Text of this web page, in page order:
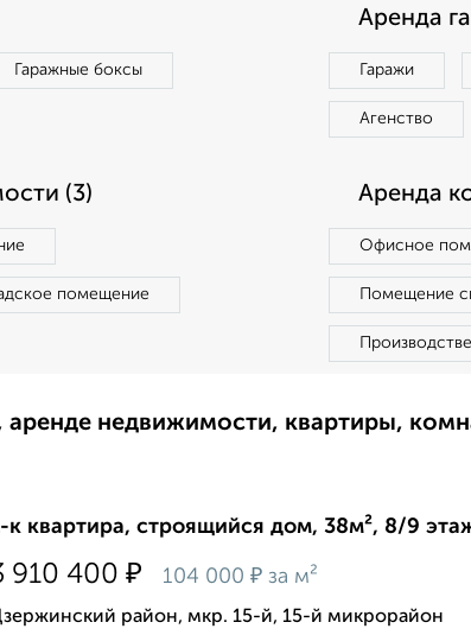
Гаражные боксы
Аренда
Гаражи
Агенство
(3)
помещение
Аренда
Офисное
Помещение
недвижимости, квартиры,
к квартира, строящийся дом, 38м², 8/9
910 400 ₽ 104 000 ₽ за м²
район, мкр. 15-й, 15-й микрорайон